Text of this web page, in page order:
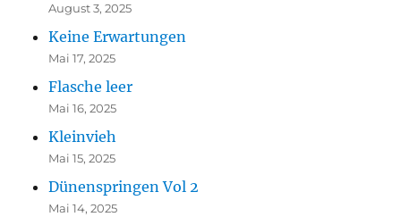
August 3, 2025
Keine Erwartungen
Mai 17, 2025
Flasche leer
Mai 16, 2025
Kleinvieh
Mai 15, 2025
Dünenspringen Vol 2
Mai 14, 2025